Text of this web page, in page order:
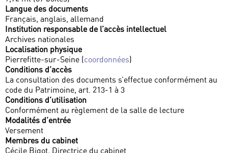
Langue des documents
Français, anglais, allemand
Institution responsable de l’accès intellectuel
Archives nationales
Localisation physique
Pierrefitte-sur-Seine (coordonnées)
Conditions d’accès
La consultation des documents s’effectue conformément au
code du Patrimoine, art. 213-1 à 3
Conditions d’utilisation
Conformément au règlement de la salle de lecture
Modalités d’entrée
Versement
Membres du cabinet
Cécile Bigot, Directrice du cabinet